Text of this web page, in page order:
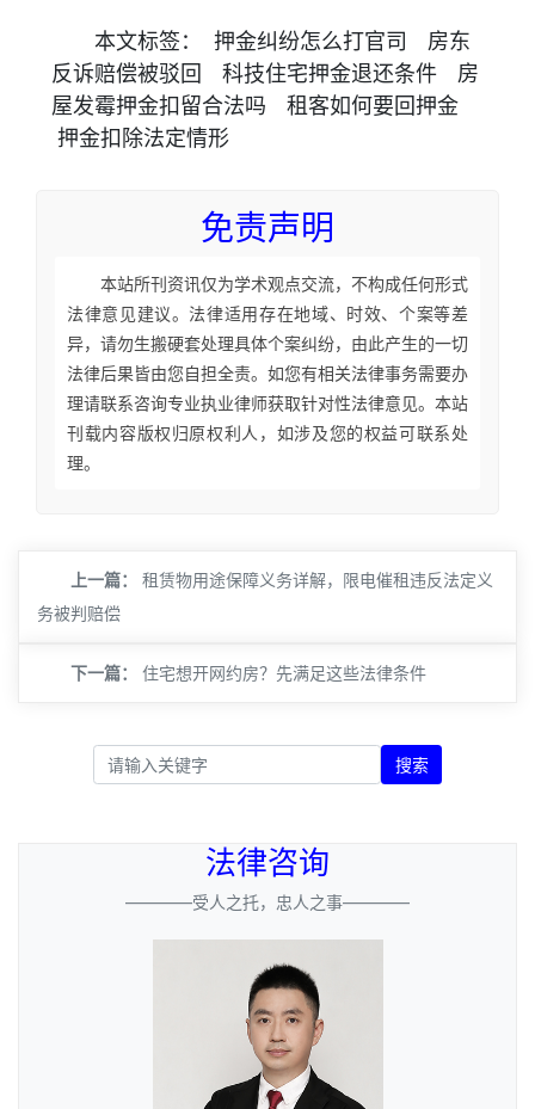
本文标签： 押金纠纷怎么打官司
房东
反诉赔偿被驳回
科技住宅押金退还条件
房
屋发霉押金扣留合法吗
租客如何要回押金
押金扣除法定情形
免责声明
本站所刊资讯仅为学术观点交流，不构成任何形式
法律意见建议。法律适用存在地域、时效、个案等差
异，请勿生搬硬套处理具体个案纠纷，由此产生的一切
法律后果皆由您自担全责。如您有相关法律事务需要办
理请联系咨询专业执业律师获取针对性法律意见。本站
刊载内容版权归原权利人，如涉及您的权益可联系处
理。
上一篇：
租赁物用途保障义务详解，限电催租违反法定义
务被判赔偿
下一篇： 住宅想开网约房？先满足这些法律条件
搜索
法律咨询
————受人之托，忠人之事————